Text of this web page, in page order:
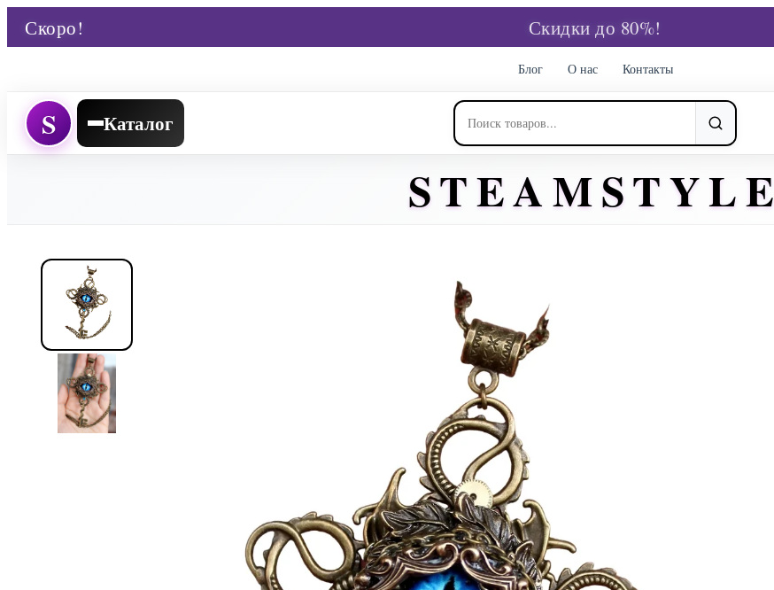
Скоро! Скидки до 80%!
Блог О нас Контакты
S Каталог
STEAMSTYLE